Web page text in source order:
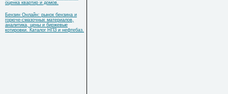
оценка квартир и домов.
Бензин Онлайн: рынок бензина и
горюче-смазочных материалов,
аналитика, цены и биржевые
котировки. Каталог НПЗ и нефтебаз.